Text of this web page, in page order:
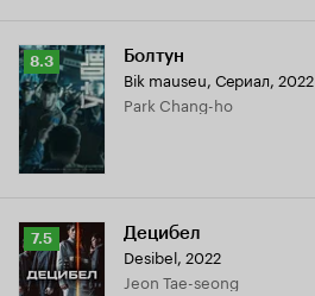
Рейтинг
Кинопоиска
8.3
8.3 Болтун
Bik mauseu, Сериал, 2022
Park Chang-ho
Рейтинг
Кинопоиска
7.5
7.5 Децибел
Desibel, 2022
Jeon Tae-seong